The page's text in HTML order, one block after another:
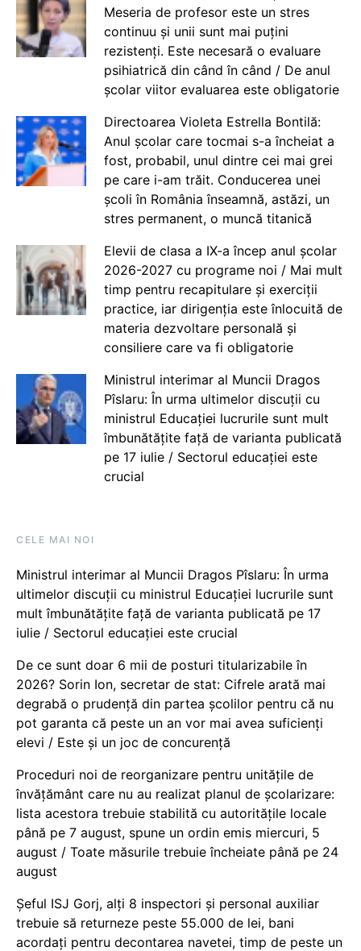
Meseria de profesor este un stres
continuu și unii sunt mai puțini
rezistenți. Este necesară o evaluare
psihiatrică din când în când / De anul
școlar viitor evaluarea este obligatorie
Directoarea Violeta Estrella Bontilă:
Anul școlar care tocmai s-a încheiat a
fost, probabil, unul dintre cei mai grei
pe care i-am trăit. Conducerea unei
școli în România înseamnă, astăzi, un
stres permanent, o muncă titanică
Elevii de clasa a IX-a încep anul școlar
2026-2027 cu programe noi / Mai mult
timp pentru recapitulare și exerciții
practice, iar dirigenția este înlocuită de
materia dezvoltare personală și
consiliere care va fi obligatorie
Ministrul interimar al Muncii Dragos
Pîslaru: În urma ultimelor discuții cu
ministrul Educației lucrurile sunt mult
îmbunătățite față de varianta publicată
pe 17 iulie / Sectorul educației este
crucial
CELE MAI NOI
Ministrul interimar al Muncii Dragos Pîslaru: În urma
ultimelor discuții cu ministrul Educației lucrurile sunt
mult îmbunătățite față de varianta publicată pe 17
iulie / Sectorul educației este crucial
De ce sunt doar 6 mii de posturi titularizabile în
2026? Sorin Ion, secretar de stat: Cifrele arată mai
degrabă o prudență din partea școlilor pentru că nu
pot garanta că peste un an vor mai avea suficienți
elevi / Este și un joc de concurență
Proceduri noi de reorganizare pentru unitățile de
învățământ care nu au realizat planul de școlarizare:
lista acestora trebuie stabilită cu autoritățile locale
până pe 7 august, spune un ordin emis miercuri, 5
august / Toate măsurile trebuie încheiate până pe 24
august
Șeful ISJ Gorj, alți 8 inspectori și personal auxiliar
trebuie să returneze peste 55.000 de lei, bani
acordați pentru decontarea navetei, timp de peste un